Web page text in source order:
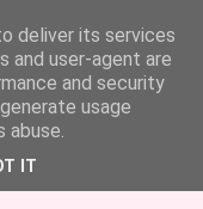
cum am
deliver its services
and user-agent are
and security
usage
abuse.
IT